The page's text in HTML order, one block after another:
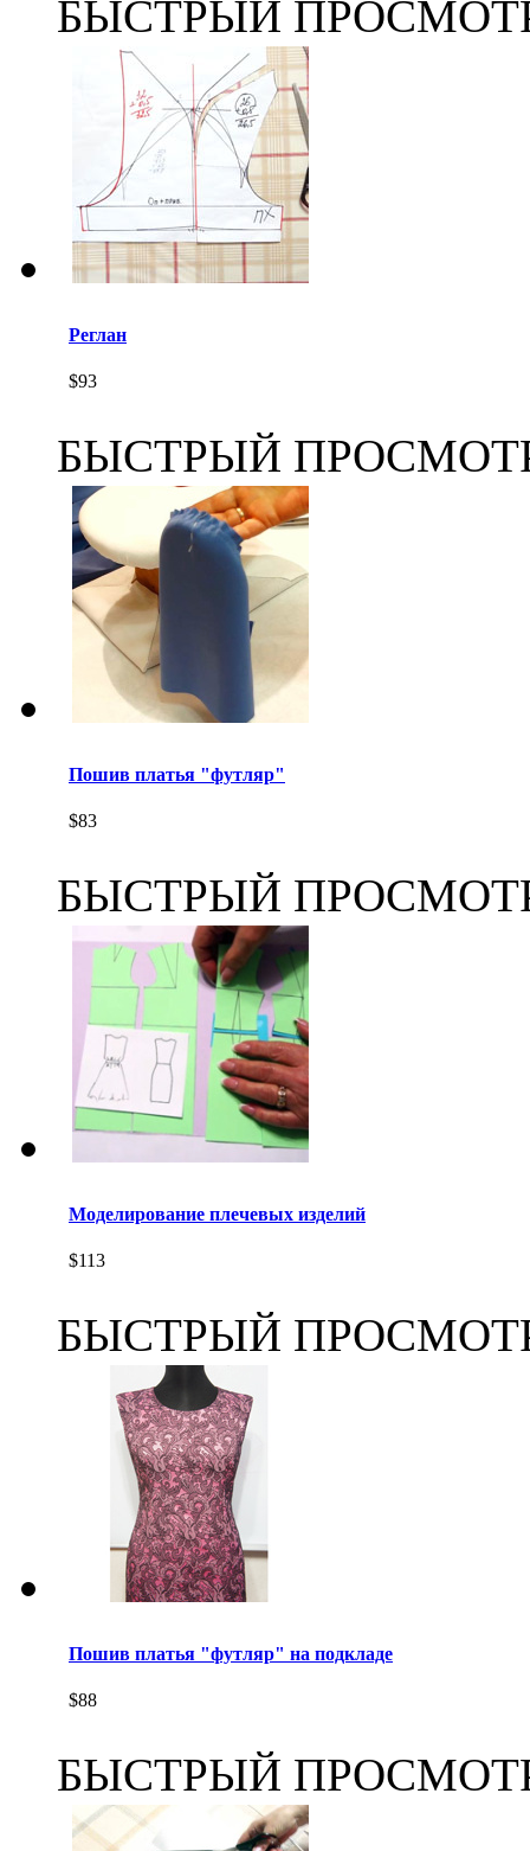
БЫСТРЫЙ
Реглан
$93
БЫСТРЫЙ
Пошив платья "футляр"
$83
БЫСТРЫЙ
Моделирование плечевых изделий
$113
БЫСТРЫЙ
Пошив платья "футляр" на подкладе
$88
БЫСТРЫЙ